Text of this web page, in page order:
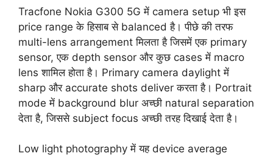
Tracfone Nokia G300 5G में camera setup भी इस
price range के हिसाब से balanced है। पीछे की तरफ
multi-lens arrangement मिलता है जिसमें एक primary
sensor, एक depth sensor और कुछ cases में macro
lens शामिल होता है। Primary camera daylight में
sharp और accurate shots deliver करता है। Portrait
mode में background blur अच्छी natural separation
देता है, जिससे subject focus अच्छी तरह दिखाई देता है।
Low light photography में यह device average